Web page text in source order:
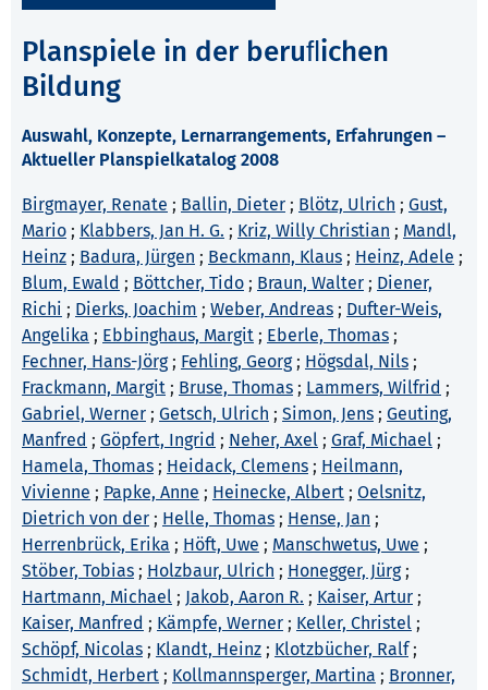
Planspiele in der beruﬂichen
Bildung
Auswahl, Konzepte, Lernarrangements, Erfahrungen –
Aktueller Planspielkatalog 2008
Birgmayer, Renate ; Ballin, Dieter ; Blötz, Ulrich ; Gust,
Mario ; Klabbers, Jan H. G. ; Kriz, Willy Christian ; Mandl,
Heinz ; Badura, Jürgen ; Beckmann, Klaus ; Heinz, Adele ;
Blum, Ewald ; Böttcher, Tido ; Braun, Walter ; Diener,
Richi ; Dierks, Joachim ; Weber, Andreas ; Dufter-Weis,
Angelika ; Ebbinghaus, Margit ; Eberle, Thomas ;
Fechner, Hans-Jörg; Fehling, Georg; Högsdal, Nils ;
Frackmann, Margit ; Bruse, Thomas ; Lammers, Wilfrid ;
Gabriel, Werner ; Getsch, Ulrich ; Simon, Jens ; Geuting,
Manfred ; Göpfert, Ingrid ; Neher, Axel ; Graf, Michael ;
Hamela, Thomas ; Heidack, Clemens ; Heilmann,
Vivienne ; Papke, Anne ; Heinecke, Albert ; Oelsnitz,
Dietrich von der ; Helle, Thomas ; Hense, Jan ;
Herrenbrück, Erika ; Höft, Uwe ; Manschwetus, Uwe ;
Stöber, Tobias ; Holzbaur, Ulrich ; Honegger, Jürg;
Hartmann, Michael ; Jakob, Aaron R. ; Kaiser, Artur ;
Kaiser, Manfred ; Kämpfe, Werner ; Keller, Christel ;
Schöpf, Nicolas ; Klandt, Heinz ; Klotzbücher, Ralf;
Schmidt, Herbert ; Kollmannsperger, Martina ; Bronner,